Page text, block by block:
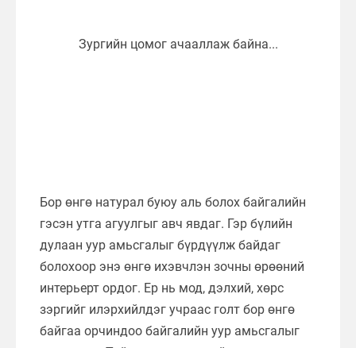
Бор өнгө натурал буюу аль болох байгалийн
гэсэн утга агуулгыг авч явдаг. Гэр бүлийн
дулаан уур амьсгалыг бүрдүүлж байдаг
болохоор энэ өнгө ихэвчлэн зочны өрөөний
интерьерт ордог. Ер нь мод, дэлхий, хөрс
зэргийг илэрхийлдэг учраас голт бор өнгө
байгаа орчиндоо байгалийн уур амьсгалыг